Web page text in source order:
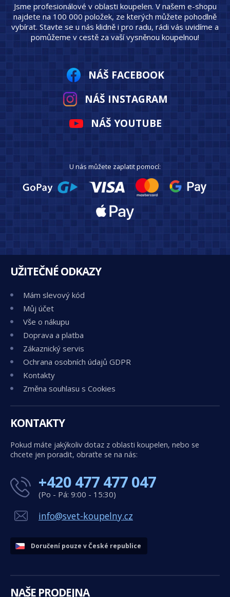
Jsme profesionálové v oblasti koupelen. V našem e-shopu
najdete na 100 000 položek, ze kterých můžete pohodlně
vybírat. Stavte se u nás klidně i pro radu, rádi vás uvidíme a
pomůžeme v cestě za vaší vysněnou koupelnou!
NÁŠ FACEBOOK
NÁŠ INSTAGRAM
NÁŠ YOUTUBE
U nás můžete zaplatit pomocí:
UŽITEČNÉ ODKAZY
Mám slevový kód
Můj účet
Vše o nákupu
Doprava a platba
Zákaznický servis
Ochrana osobních údajů GDPR
Kontakty
Změna souhlasu s Cookies
KONTAKTY
Pokud máte jakýkoliv dotaz z oblasti koupelen, nebo se
chcete jen poradit, obraťte se na nás:
+420 477 477 047
(Po - Pá: 9:00 - 15:30)
info@svet-koupelny.cz
Doručení pouze v České republice
NAŠE PRODEJNA